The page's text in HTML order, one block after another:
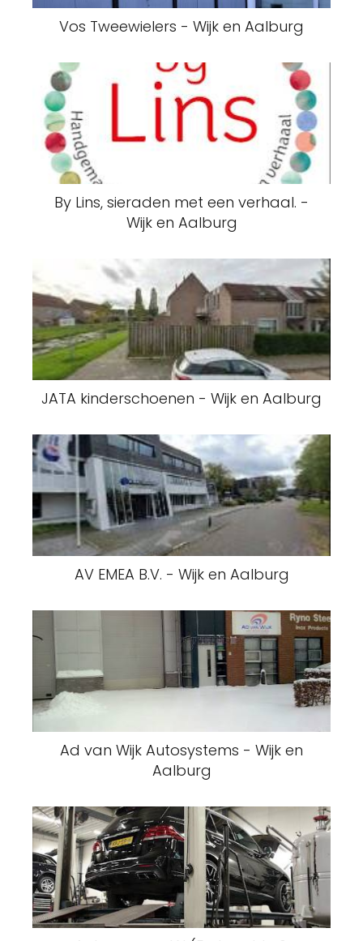
Vos Tweewielers - Wijk en Aalburg
By Lins, sieraden met een verhaal. -
Wijk en Aalburg
JATA kinderschoenen - Wijk en Aalburg
AV EMEA B.V. - Wijk en Aalburg
Ad van Wijk Autosystems - Wijk en
Aalburg